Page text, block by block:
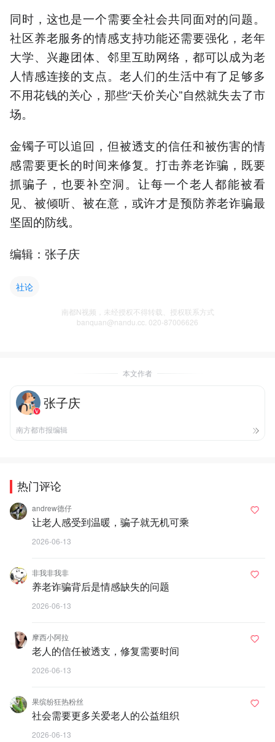
同时，这也是一个需要全社会共同面对的问题。
社区养老服务的情感支持功能还需要强化，老年
大学、兴趣团体、邻里互助网络，都可以成为老
人情感连接的支点。老人们的生活中有了足够多
不用花钱的关心，那些“天价关心”自然就失去了市
场。
金镯子可以追回，但被透支的信任和被伤害的情
感需要更长的时间来修复。打击养老诈骗，既要
抓骗子，也要补空洞。让每一个老人都能被看
见、被倾听、被在意，或许才是预防养老诈骗最
坚固的防线。
编辑：张子庆
社论
南都N视频，未经授权不得转载、授权联系方式
banquan@nandu.cc. 020-87006626
本文作者
张子庆
南方都市报编辑
热门评论
andrew德仔
让老人感受到温暖，骗子就无机可乘
2026-06-13
非我非我非
养老诈骗背后是情感缺失的问题
2026-06-13
摩西小阿拉
老人的信任被透支，修复需要时间
2026-06-13
果缤纷狂热粉丝
社会需要更多关爱老人的公益组织
2026-06-13